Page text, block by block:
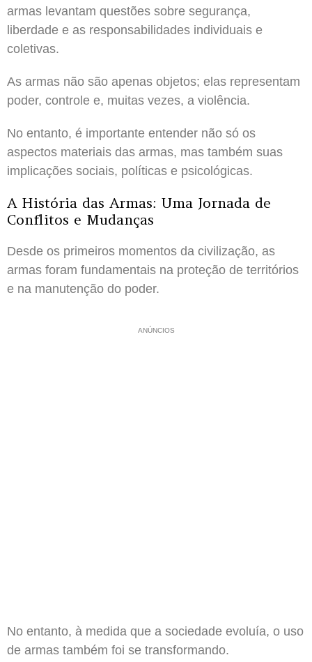
armas levantam questões sobre segurança,
liberdade e as responsabilidades individuais e
coletivas.
As armas não são apenas objetos; elas representam
poder, controle e, muitas vezes, a violência.
No entanto, é importante entender não só os
aspectos materiais das armas, mas também suas
implicações sociais, políticas e psicológicas.
A História das Armas: Uma Jornada de
Conflitos e Mudanças
Desde os primeiros momentos da civilização, as
armas foram fundamentais na proteção de territórios
e na manutenção do poder.
ANÚNCIOS
No entanto, à medida que a sociedade evoluía, o uso
de armas também foi se transformando.